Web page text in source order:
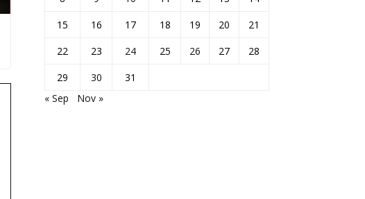
15
16 17 18 19 20
21
22
23 24 25 26 27
28
29
30
31
« Sep
Nov »